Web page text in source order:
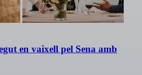
en vaixell pel Sena amb